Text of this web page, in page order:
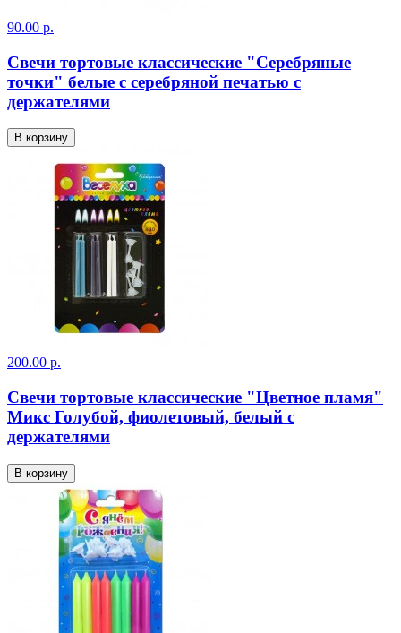
90.00 р.
Свечи тортовые классические "Серебряные
точки" белые с серебряной печатью с
держателями
В корзину
200.00 р.
Свечи тортовые классические "Цветное пламя"
Микс Голубой, фиолетовый, белый с
держателями
В корзину